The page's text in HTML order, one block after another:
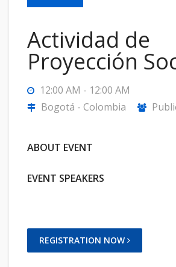
Actividad de
Proyección
12:00 AM - 12:00 AM
Bogotá - Colombia
ABOUT EVENT
EVENT SPEAKERS
REGISTRATION NOW